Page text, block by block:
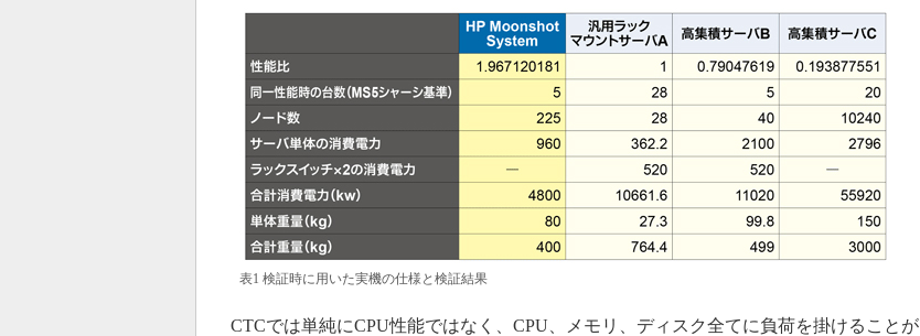
表1 検証時に用いた実機の仕様と検証結果
CTCでは単純にCPU性能ではなく、CPU、メモリ、ディスク全てに負荷を掛けることが